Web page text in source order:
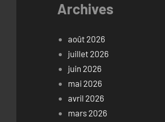
Archives
août 2026
juillet 2026
juin 2026
mai 2026
avril 2026
mars 2026